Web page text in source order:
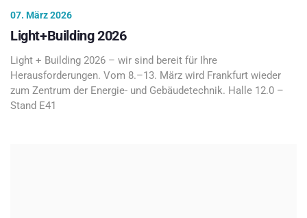
07. März 2026
Light+Building 2026
Light + Building 2026 – wir sind bereit für Ihre
Herausforderungen. Vom 8.–13. März wird Frankfurt wieder
zum Zentrum der Energie- und Gebäudetechnik. Halle 12.0 –
Stand E41